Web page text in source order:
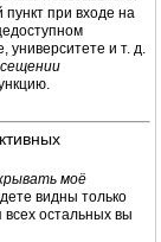
при входе на
университете и т. д.
моё
видны только
остальных вы